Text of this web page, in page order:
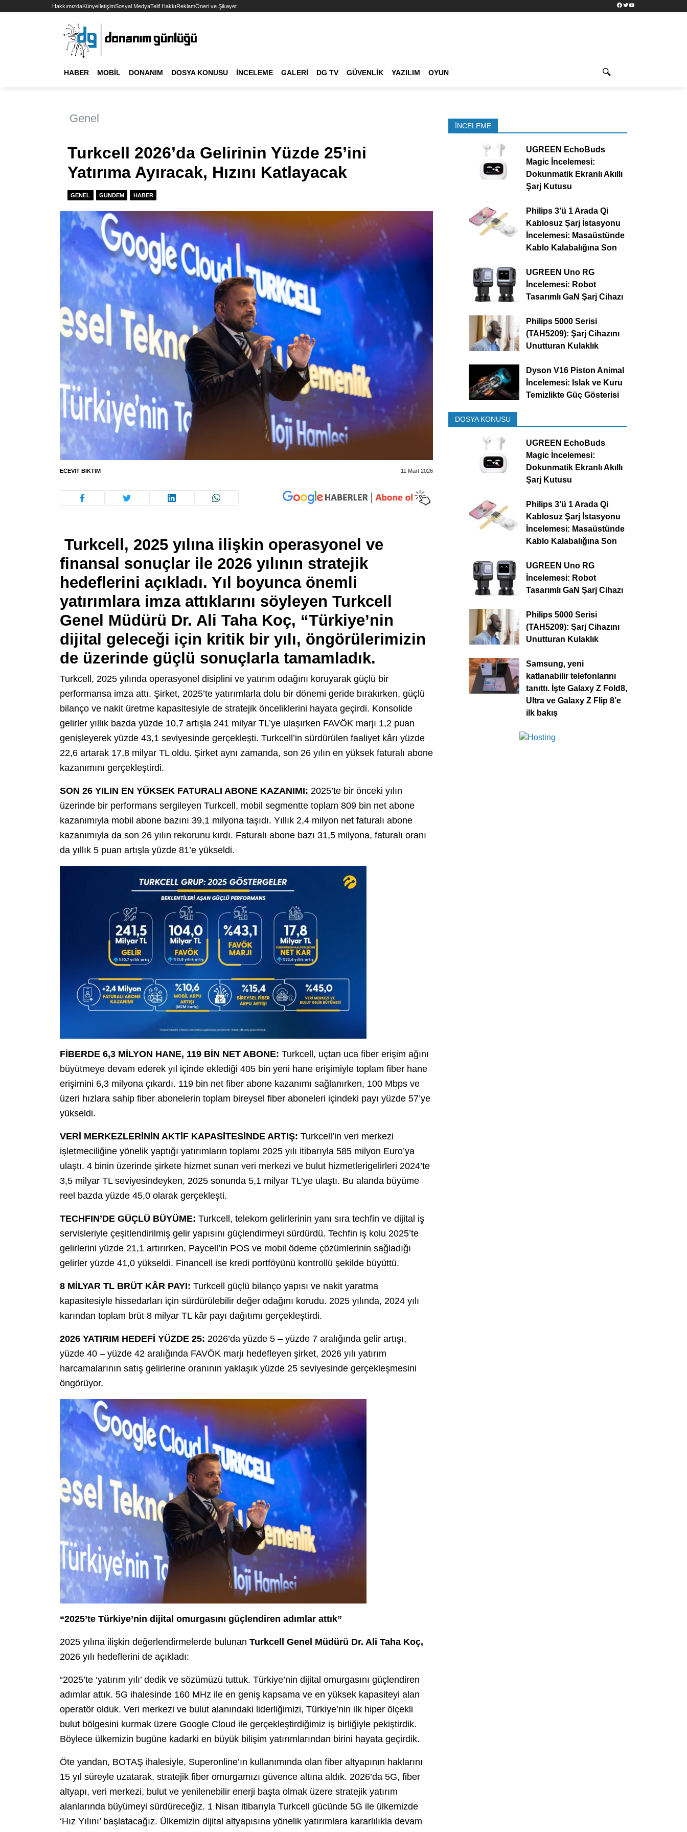
HakkımızdaKünyeİletişimSosyal MedyaTelif HakkıReklamÖneri ve Şikayet Facebook
TwitterYouTube
HABER MOBIL DONANIM DOSYA KONUSU İNCELEME GALERI DG TV GÜVENLIK YAZILIM OYUN
Genel
Turkcell 2026’da Gelirinin Yüzde 25’ini
Yatırıma Ayıracak, Hızını Katlayacak
GENEL GUNDEM HABER
ECEVIT BIKTIM 11 Mart 2026
Turkcell, 2025 yılına ilişkin operasyonel ve
finansal sonuçlar ile 2026 yılının stratejik
hedeflerini açıkladı. Yıl boyunca önemli
yatırımlara imza attıklarını söyleyen Turkcell
Genel Müdürü Dr. Ali Taha Koç, “Türkiye’nin
dijital geleceği için kritik bir yılı, öngörülerimizin
de üzerinde güçlü sonuçlarla tamamladık.
Turkcell, 2025 yılında operasyonel disiplini ve yatırım odağını koruyarak güçlü bir
performansa imza attı. Şirket, 2025’te yatırımlarla dolu bir dönemi geride bırakırken, güçlü
bilanço ve nakit üretme kapasitesiyle de stratejik önceliklerini hayata geçirdi. Konsolide
gelirler yıllık bazda yüzde 10,7 artışla 241 milyar TL’ye ulaşırken FAVÖK marjı 1,2 puan
genişleyerek yüzde 43,1 seviyesinde gerçekleşti. Turkcell’in sürdürülen faaliyet kârı yüzde
22,6 artarak 17,8 milyar TL oldu. Şirket aynı zamanda, son 26 yılın en yüksek faturalı abone
kazanımını gerçekleştirdi.
SON 26 YILIN EN YÜKSEK FATURALI ABONE KAZANIMI: 2025’te bir önceki yılın
üzerinde bir performans sergileyen Turkcell, mobil segmentte toplam 809 bin net abone
kazanımıyla mobil abone bazını 39,1 milyona taşıdı. Yıllık 2,4 milyon net faturalı abone
kazanımıyla da son 26 yılın rekorunu kırdı. Faturalı abone bazı 31,5 milyona, faturalı oranı
da yıllık 5 puan artışla yüzde 81’e yükseldi.
FİBERDE 6,3 MİLYON HANE, 119 BİN NET ABONE: Turkcell, uçtan uca fiber erişim ağını
büyütmeye devam ederek yıl içinde eklediği 405 bin yeni hane erişimiyle toplam fiber hane
erişimini 6,3 milyona çıkardı. 119 bin net fiber abone kazanımı sağlanırken, 100 Mbps ve
üzeri hızlara sahip fiber abonelerin toplam bireysel fiber aboneleri içindeki payı yüzde 57’ye
yükseldi.
VERİ MERKEZLERİNİN AKTİF KAPASİTESİNDE ARTIŞ: Turkcell’in veri merkezi
işletmeciliğine yönelik yaptığı yatırımların toplamı 2025 yılı itibarıyla 585 milyon Euro’ya
ulaştı. 4 binin üzerinde şirkete hizmet sunan veri merkezi ve bulut hizmetlerigelirleri 2024’te
3,5 milyar TL seviyesindeyken, 2025 sonunda 5,1 milyar TL’ye ulaştı. Bu alanda büyüme
reel bazda yüzde 45,0 olarak gerçekleşti.
TECHFIN’DE GÜÇLÜ BÜYÜME: Turkcell, telekom gelirlerinin yanı sıra techfin ve dijital iş
servisleriyle çeşitlendirilmiş gelir yapısını güçlendirmeyi sürdürdü. Techfin iş kolu 2025’te
gelirlerini yüzde 21,1 artırırken, Paycell’in POS ve mobil ödeme çözümlerinin sağladığı
gelirler yüzde 41,0 yükseldi. Financell ise kredi portföyünü kontrollü şekilde büyüttü.
8 MİLYAR TL BRÜT KÂR PAYI: Turkcell güçlü bilanço yapısı ve nakit yaratma
kapasitesiyle hissedarları için sürdürülebilir değer odağını korudu. 2025 yılında, 2024 yılı
karından toplam brüt 8 milyar TL kâr payı dağıtımı gerçekleştirdi.
2026 YATIRIM HEDEFİ YÜZDE 25: 2026’da yüzde 5 – yüzde 7 aralığında gelir artışı,
yüzde 40 – yüzde 42 aralığında FAVÖK marjı hedefleyen şirket, 2026 yılı yatırım
harcamalarının satış gelirlerine oranının yaklaşık yüzde 25 seviyesinde gerçekleşmesini
öngörüyor.
“2025’te Türkiye’nin dijital omurgasını güçlendiren adımlar attık”
2025 yılına ilişkin değerlendirmelerde bulunan Turkcell Genel Müdürü Dr. Ali Taha Koç,
2026 yılı hedeflerini de açıkladı:
“2025’te ‘yatırım yılı’ dedik ve sözümüzü tuttuk. Türkiye’nin dijital omurgasını güçlendiren
adımlar attık. 5G ihalesinde 160 MHz ile en geniş kapsama ve en yüksek kapasiteyi alan
operatör olduk. Veri merkezi ve bulut alanındaki liderliğimizi, Türkiye’nin ilk hiper ölçekli
bulut bölgesini kurmak üzere Google Cloud ile gerçekleştirdiğimiz iş birliğiyle pekiştirdik.
Böylece ülkemizin bugüne kadarki en büyük bilişim yatırımlarından birini hayata geçirdik.
Öte yandan, BOTAŞ ihalesiyle, Superonline’ın kullanımında olan fiber altyapının haklarını
15 yıl süreyle uzatarak, stratejik fiber omurgamızı güvence altına aldık. 2026’da 5G, fiber
altyapı, veri merkezi, bulut ve yenilenebilir enerji başta olmak üzere stratejik yatırım
alanlarında büyümeyi sürdüreceğiz. 1 Nisan itibarıyla Turkcell gücünde 5G ile ülkemizde
‘Hız Yılını’ başlatacağız. Ülkemizin dijital altyapısına yönelik yatırımlara kararlılıkla devam
İNCELEME
UGREEN EchoBuds
Magic İncelemesi:
Dokunmatik Ekranlı Akıllı
Şarj Kutusu
Philips 3’ü 1 Arada Qi
Kablosuz Şarj İstasyonu
İncelemesi: Masaüstünde
Kablo Kalabalığına Son
UGREEN Uno RG
İncelemesi: Robot
Tasarımlı GaN Şarj Cihazı
Philips 5000 Serisi
(TAH5209): Şarj Cihazını
Unutturan Kulaklık
Dyson V16 Piston Animal
İncelemesi: Islak ve Kuru
Temizlikte Güç Gösterisi
DOSYA KONUSU
UGREEN EchoBuds
Magic İncelemesi:
Dokunmatik Ekranlı Akıllı
Şarj Kutusu
Philips 3’ü 1 Arada Qi
Kablosuz Şarj İstasyonu
İncelemesi: Masaüstünde
Kablo Kalabalığına Son
UGREEN Uno RG
İncelemesi: Robot
Tasarımlı GaN Şarj Cihazı
Philips 5000 Serisi
(TAH5209): Şarj Cihazını
Unutturan Kulaklık
Samsung, yeni
katlanabilir telefonlarını
tanıttı. İşte Galaxy Z Fold8,
Ultra ve Galaxy Z Flip 8’e
ilk bakış